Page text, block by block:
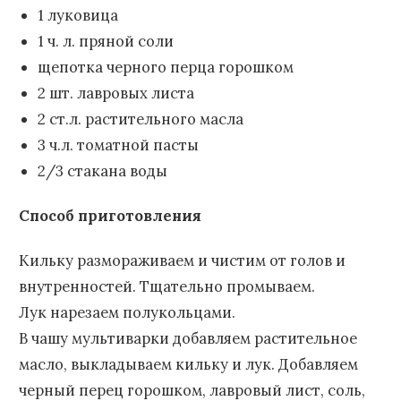
1 луковица
1 ч. л. пряной соли
щепотка черного перца горошком
2 шт. лавровых листа
2 ст.л. растительного масла
3 ч.л. томатной пасты
2/3 стакана воды
Способ приготовления
Кильку размораживаем и чистим от голов и
внутренностей. Тщательно промываем.
Лук нарезаем полукольцами.
В чашу мультиварки добавляем растительное
масло, выкладываем кильку и лук. Добавляем
черный перец горошком, лавровый лист, соль,